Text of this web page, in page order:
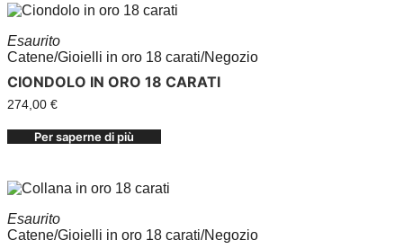
Esaurito
Catene/Gioielli in oro 18 carati/Negozio
CIONDOLO IN ORO 18 CARATI
274,00 €
Per saperne di più
Esaurito
Catene/Gioielli in oro 18 carati/Negozio